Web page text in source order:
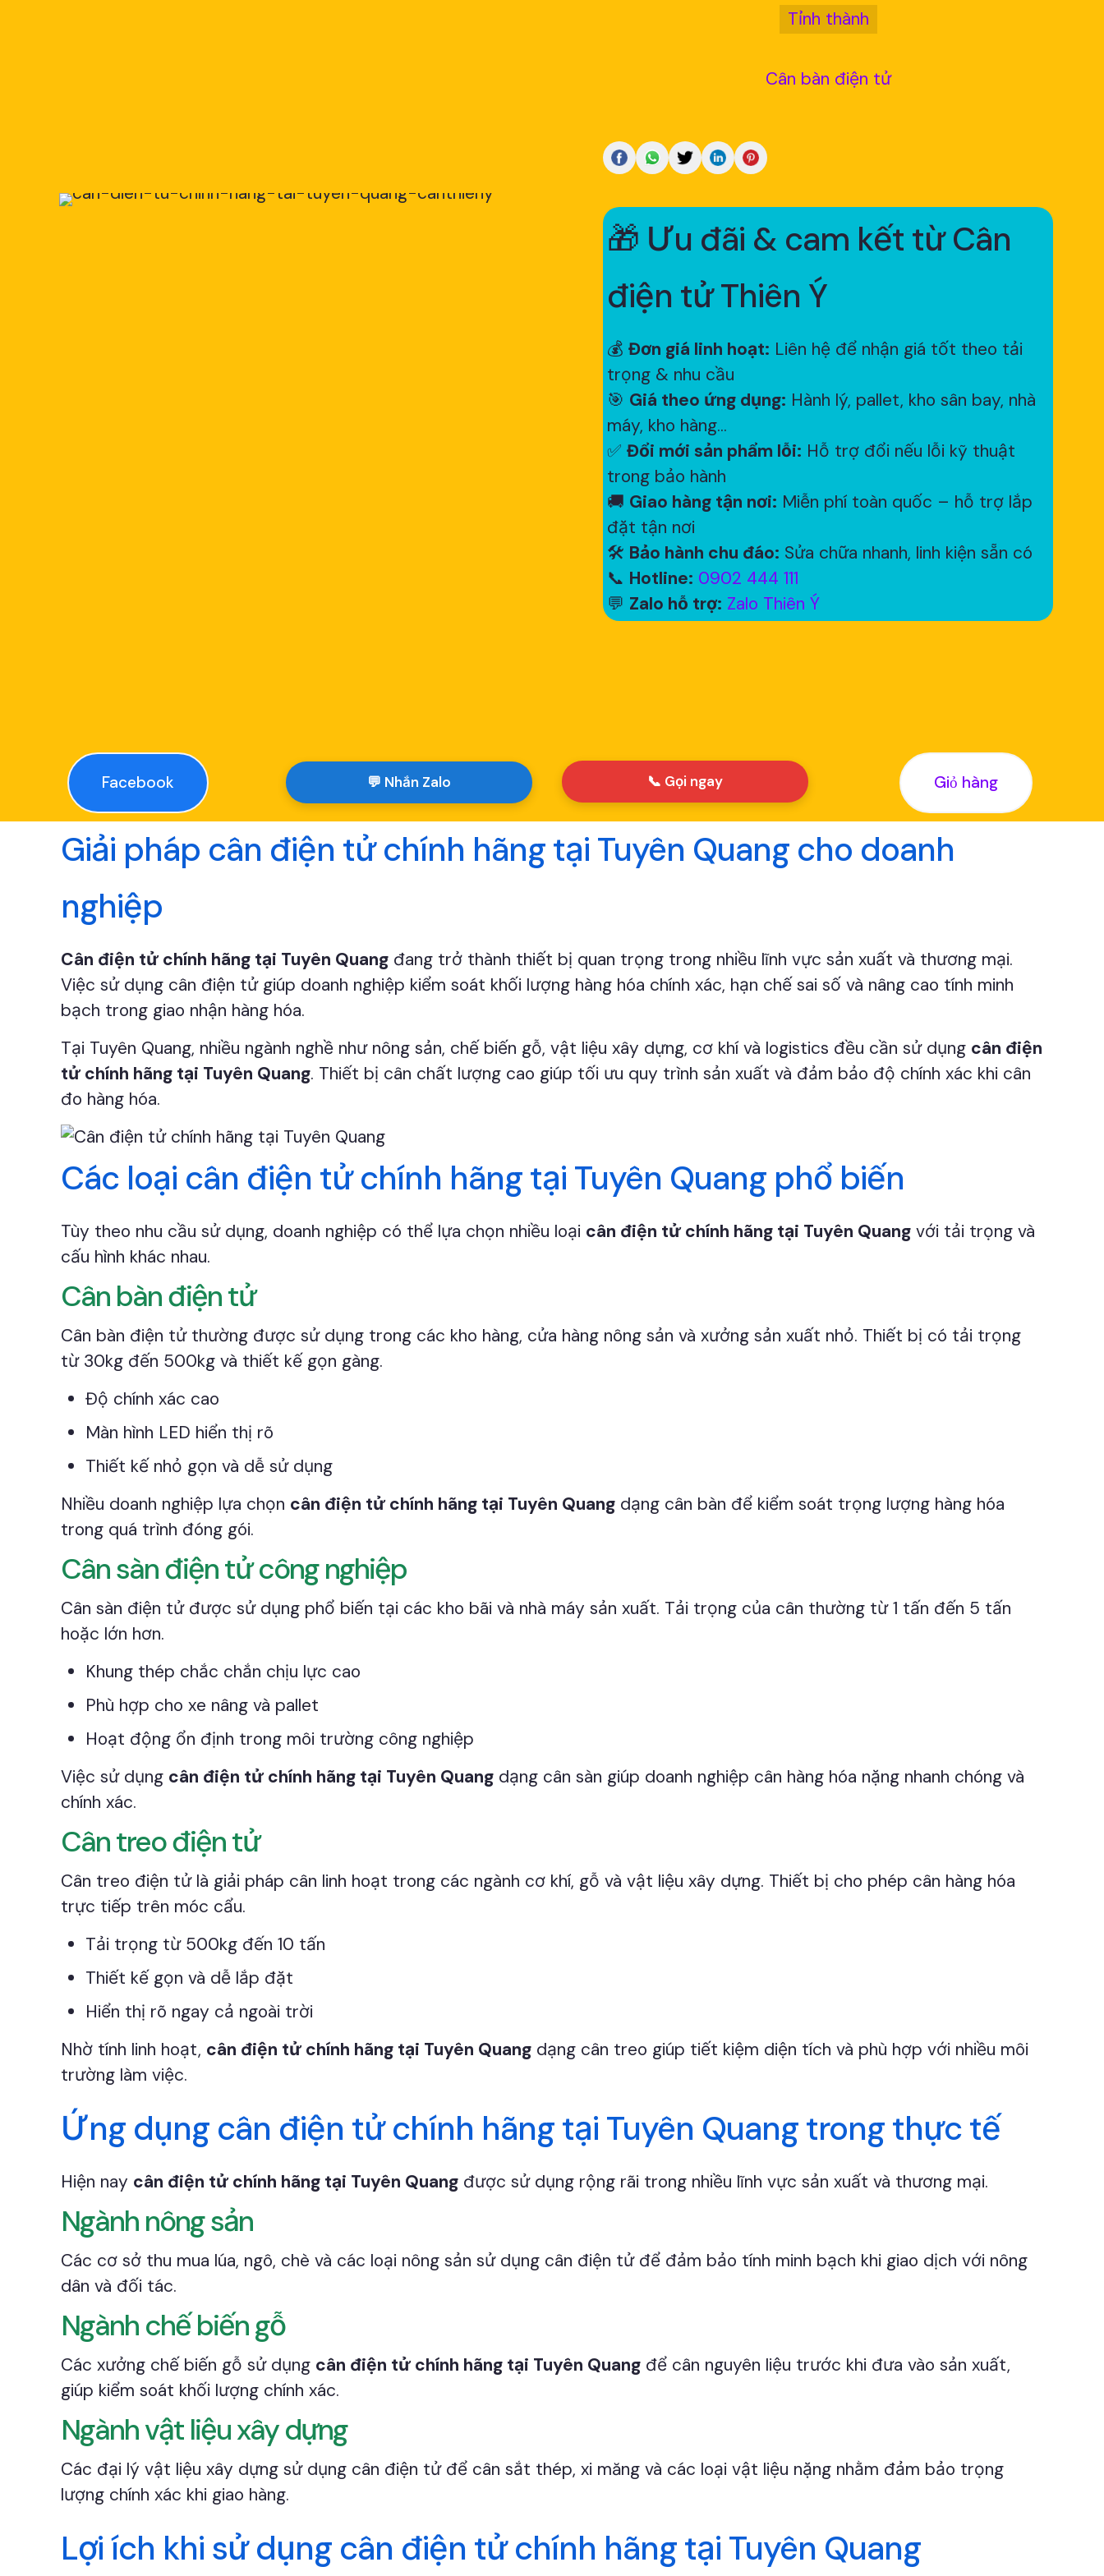
Tỉnh thành
Cân bàn điện tử
🎁 Ưu đãi & cam kết từ Cân
điện tử Thiên Ý
💰 Đơn giá linh hoạt: Liên hệ để nhận giá tốt theo tải
trọng & nhu cầu
🎯 Giá theo ứng dụng: Hành lý, pallet, kho sân bay, nhà
máy, kho hàng...
✅ Đổi mới sản phẩm lỗi: Hỗ trợ đổi nếu lỗi kỹ thuật
trong bảo hành
🚚 Giao hàng tận nơi: Miễn phí toàn quốc – hỗ trợ lắp
đặt tận nơi
🛠 Bảo hành chu đáo: Sửa chữa nhanh, linh kiện sẵn có
📞 Hotline: 0902 444 111
💬 Zalo hỗ trợ: Zalo Thiên Ý
Facebook 💬 Nhắn Zalo 📞 Gọi ngay Giỏ hàng
Giải pháp cân điện tử chính hãng tại Tuyên Quang cho doanh
nghiệp
Cân điện tử chính hãng tại Tuyên Quang đang trở thành thiết bị quan trọng trong nhiều lĩnh vực sản xuất và thương mại.
Việc sử dụng cân điện tử giúp doanh nghiệp kiểm soát khối lượng hàng hóa chính xác, hạn chế sai số và nâng cao tính minh
bạch trong giao nhận hàng hóa.
Tại Tuyên Quang, nhiều ngành nghề như nông sản, chế biến gỗ, vật liệu xây dựng, cơ khí và logistics đều cần sử dụng cân điện
tử chính hãng tại Tuyên Quang. Thiết bị cân chất lượng cao giúp tối ưu quy trình sản xuất và đảm bảo độ chính xác khi cân
đo hàng hóa.
Các loại cân điện tử chính hãng tại Tuyên Quang phổ biến
Tùy theo nhu cầu sử dụng, doanh nghiệp có thể lựa chọn nhiều loại cân điện tử chính hãng tại Tuyên Quang với tải trọng và
cấu hình khác nhau.
Cân bàn điện tử
Cân bàn điện tử thường được sử dụng trong các kho hàng, cửa hàng nông sản và xưởng sản xuất nhỏ. Thiết bị có tải trọng
từ 30kg đến 500kg và thiết kế gọn gàng.
Độ chính xác cao
Màn hình LED hiển thị rõ
Thiết kế nhỏ gọn và dễ sử dụng
Nhiều doanh nghiệp lựa chọn cân điện tử chính hãng tại Tuyên Quang dạng cân bàn để kiểm soát trọng lượng hàng hóa
trong quá trình đóng gói.
Cân sàn điện tử công nghiệp
Cân sàn điện tử được sử dụng phổ biến tại các kho bãi và nhà máy sản xuất. Tải trọng của cân thường từ 1 tấn đến 5 tấn
hoặc lớn hơn.
Khung thép chắc chắn chịu lực cao
Phù hợp cho xe nâng và pallet
Hoạt động ổn định trong môi trường công nghiệp
Việc sử dụng cân điện tử chính hãng tại Tuyên Quang dạng cân sàn giúp doanh nghiệp cân hàng hóa nặng nhanh chóng và
chính xác.
Cân treo điện tử
Cân treo điện tử là giải pháp cân linh hoạt trong các ngành cơ khí, gỗ và vật liệu xây dựng. Thiết bị cho phép cân hàng hóa
trực tiếp trên móc cẩu.
Tải trọng từ 500kg đến 10 tấn
Thiết kế gọn và dễ lắp đặt
Hiển thị rõ ngay cả ngoài trời
Nhờ tính linh hoạt, cân điện tử chính hãng tại Tuyên Quang dạng cân treo giúp tiết kiệm diện tích và phù hợp với nhiều môi
trường làm việc.
Ứng dụng cân điện tử chính hãng tại Tuyên Quang trong thực tế
Hiện nay cân điện tử chính hãng tại Tuyên Quang được sử dụng rộng rãi trong nhiều lĩnh vực sản xuất và thương mại.
Ngành nông sản
Các cơ sở thu mua lúa, ngô, chè và các loại nông sản sử dụng cân điện tử để đảm bảo tính minh bạch khi giao dịch với nông
dân và đối tác.
Ngành chế biến gỗ
Các xưởng chế biến gỗ sử dụng cân điện tử chính hãng tại Tuyên Quang để cân nguyên liệu trước khi đưa vào sản xuất,
giúp kiểm soát khối lượng chính xác.
Ngành vật liệu xây dựng
Các đại lý vật liệu xây dựng sử dụng cân điện tử để cân sắt thép, xi măng và các loại vật liệu nặng nhằm đảm bảo trọng
lượng chính xác khi giao hàng.
Lợi ích khi sử dụng cân điện tử chính hãng tại Tuyên Quang